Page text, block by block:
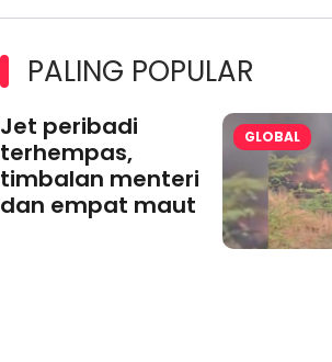
PALING POPULAR
Jet peribadi
terhempas,
timbalan menteri
dan empat maut
GLOBAL